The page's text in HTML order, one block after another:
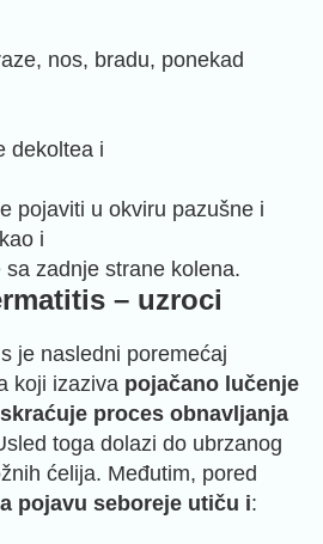
nos, bradu, ponekad
dekoltea i
pojaviti u okviru pazušne i
i
sa zadnje strane kolena.
– uzroci
je nasledni poremećaj
koji izaziva pojačano lučenje
skraćuje proces obnavljanja
toga dolazi do ubrzanog
ćelija. Međutim, pored
pojavu seboreje utiču i: